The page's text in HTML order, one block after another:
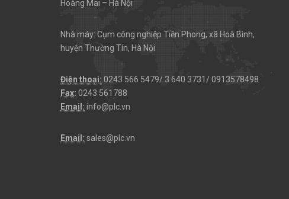
Hoàng Mai – Hà Nội
Nhà máy: Cụm công nghiệp Tiền Phong, xã Hoà Bình,
huyện Thường Tín, Hà Nội
Điện thoại: 0243 566 5479/ 3 640 3731/ 0913578498
Fax: 0243 561788
Email: info@plc.vn
Email: sales@plc.vn